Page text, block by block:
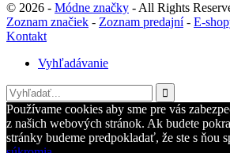
© 2026 - Módne značky - All Rights
Zoznam značiek - Zoznam predajní- E-
Kontakt
Vyhľadávanie
Používame cookies aby sme pre vás
z našich webových stránok. Ak budete
stránky budeme predpokladať, že ste s ňou